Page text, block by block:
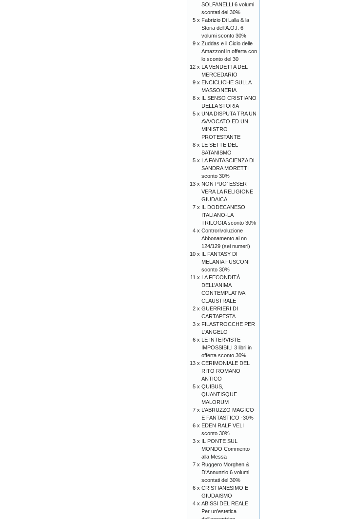
SOLFANELLI 6 volumi
scontati del 30%
5 x Fabrizio Di Lalla & la
Storia dell’A.O.I. 6
volumi sconto 30%
9 x Zuddas e il Ciclo delle
Amazzoni in offerta con
lo sconto del 30
12 x LA VENDETTA DEL
MERCEDARIO
9 x ENCICLICHE SULLA
MASSONERIA
8 x IL SENSO CRISTIANO
DELLA STORIA
5 x UNA DISPUTA TRA UN
AVVOCATO ED UN
MINISTRO
PROTESTANTE
8 x LE SETTE DEL
SATANISMO
5 x LA FANTASCIENZA DI
SANDRA MORETTI
sconto 30%
13 x NON PUO' ESSER
VERA LA RELIGIONE
GIUDAICA
7 x IL DODECANESO
ITALIANO-LA
TRILOGIA sconto 30%
4 x Controrivoluzione
Abbonamento ai nn.
124/129 (sei numeri)
10 x IL FANTASY DI
MELANIA FUSCONI
sconto 30%
11 x LA FECONDITÀ
DELL’ANIMA
CONTEMPLATIVA
CLAUSTRALE
2 x GUERRIERI DI
CARTAPESTA
3 x FILASTROCCHE PER
L'ANGELO
6 x LE INTERVISTE
IMPOSSIBILI 3 libri in
offerta sconto 30%
13 x CERIMONIALE DEL
RITO ROMANO
ANTICO
5 x QUIBUS,
QUANTISQUE
MALORUM
7 x L’ABRUZZO MAGICO
E FANTASTICO -30%
6 x EDEN RALF VELI
sconto 30%
3 x IL PONTE SUL
MONDO Commento
alla Messa
7 x Ruggero Morghen &
D’Annunzio 6 volumi
scontati del 30%
6 x CRISTIANESIMO E
GIUDAISMO
4 x ABISSI DEL REALE
Per un’estetica